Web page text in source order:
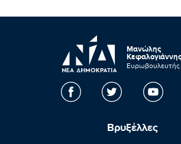
Μανώλης
Κεφαλογιάννης
Ευρωβουλευτής
Βρυξέλλες